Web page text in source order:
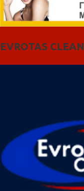
EVROTAS CLEAN